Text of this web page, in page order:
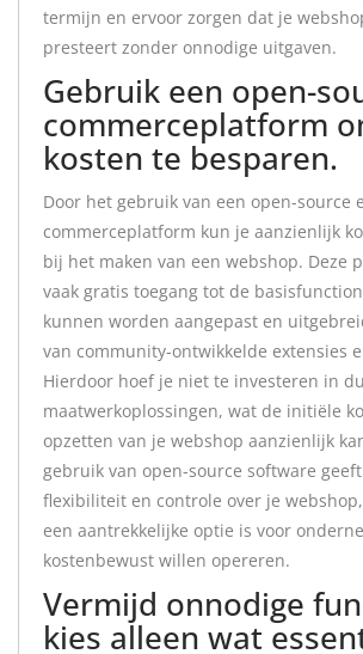
termijn en ervoor zorgen dat je
presteert zonder onnodige uitgaven.
Gebruik een open-
commerceplatform
kosten te besparen.
Door het gebruik van een open-source
commerceplatform kun je aanzienlijk
bij het maken van een webshop. Deze
vaak gratis toegang tot de
kunnen worden aangepast en
van community-ontwikkelde extensies
Hierdoor hoef je niet te investeren in
maatwerkoplossingen, wat de initiële
opzetten van je webshop aanzienlijk
gebruik van open-source software
flexibiliteit en controle over je
een aantrekkelijke optie is voor
kostenbewust willen opereren.
Vermijd onnodige
kies alleen wat